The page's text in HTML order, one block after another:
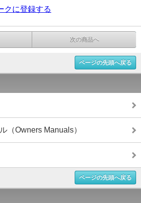
クに登録する
次の商品へ
ページの先頭へ戻る
（Owners Manuals）
ページの先頭へ戻る